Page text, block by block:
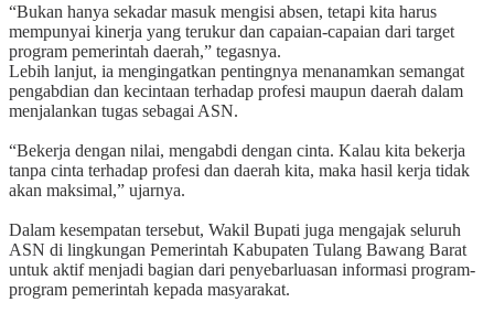
‎“Bukan hanya sekadar masuk mengisi absen, tetapi kita harus
mempunyai kinerja yang terukur dan capaian-capaian dari target
program pemerintah daerah,” tegasnya.
‎Lebih lanjut, ia mengingatkan pentingnya menanamkan semangat
pengabdian dan kecintaan terhadap profesi maupun daerah dalam
menjalankan tugas sebagai ASN.
‎“Bekerja dengan nilai, mengabdi dengan cinta. Kalau kita bekerja
tanpa cinta terhadap profesi dan daerah kita, maka hasil kerja tidak
akan maksimal,” ujarnya.
‎Dalam kesempatan tersebut, Wakil Bupati juga mengajak seluruh
ASN di lingkungan Pemerintah Kabupaten Tulang Bawang Barat
untuk aktif menjadi bagian dari penyebarluasan informasi program-
program pemerintah kepada masyarakat.